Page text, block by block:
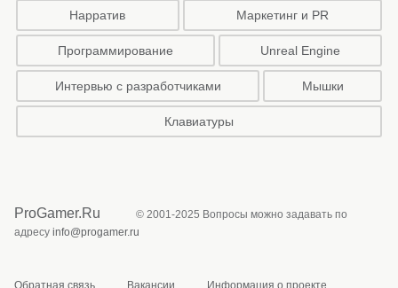
Нарратив Маркетинг и PR
Программирование Unreal Engine
Интервью с разработчиками Мышки
Клавиатуры
ProGamer.Ru
© 2001-2025 Вопросы можно задавать по
адресу info@progamer.ru
Обратная связь Вакансии Информация о проекте